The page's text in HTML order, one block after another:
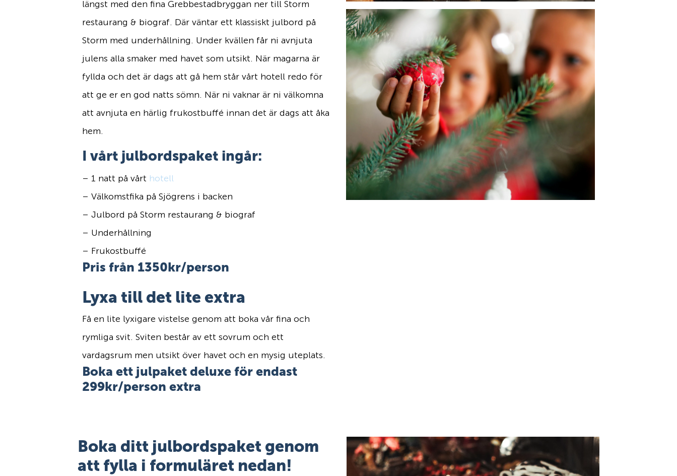
längst med den fina Grebbestadbryggan ner till Storm
restaurang & biograf. Där väntar ett klassiskt julbord på
Storm med underhållning. Under kvällen får ni avnjuta
julens alla smaker med havet som utsikt. När magarna är
fyllda och det är dags att gå hem står vårt hotell redo för
att ge er en god natts sömn. När ni vaknar är ni välkomna
att avnjuta en härlig frukostbuffé innan det är dags att åka
hem.
I vårt julbordspaket ingår:
– 1 natt på vårt hotell
– Välkomstfika på Sjögrens i backen
– Julbord på Storm restaurang & biograf
– Underhållning
– Frukostbuffé
Pris från 1350kr/person
Lyxa till det lite extra
Få en lite lyxigare vistelse genom att boka vår fina och
rymliga svit. Sviten består av ett sovrum och ett
vardagsrum men utsikt över havet och en mysig uteplats.
Boka ett julpaket deluxe för endast
299kr/person extra
Boka ditt julbordspaket genom
att fylla i formuläret nedan!